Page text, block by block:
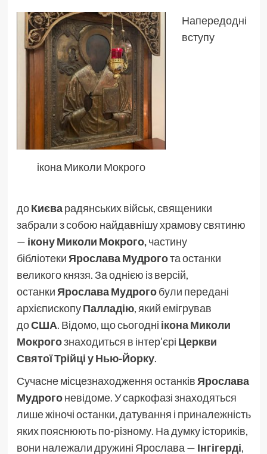
ікона Миколи Мокрого
Напередодні
вступу
доКиєварадянських військ, священики
забрали з собою найдавнішу храмову святиню
— ікону Миколи Мокрого,частину
бібліотеки Ярослава Мудрогота останки
великого князя. За однією із версій,
останки Ярослава Мудрогобули передані
архієпископуПалладію, який емігрував
доСША. Відомо, що сьогодні ікона Миколи
Мокрогознаходиться в інтер’єрі Церкви
Святої Трійці у Нью-Йорку.
Сучасне місцезнаходження останків Ярослава
Мудрогоневідоме. У саркофазі знаходяться
лише жіночі останки, датування і приналежність
яких пояснюють по-різному. На думку істориків,
вони належали дружині Ярослава — Інгігерді,